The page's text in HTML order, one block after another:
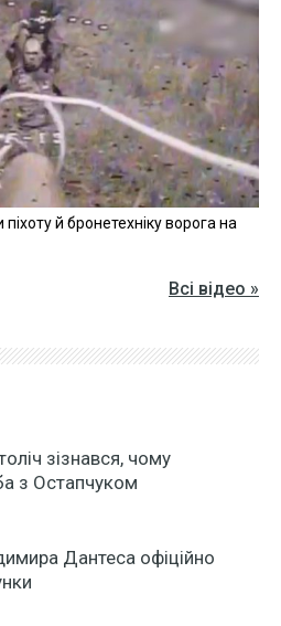
піхоту й бронетехніку ворога на
Всі відео »
зізнався, чому
з Остапчуком
Дантеса офіційно